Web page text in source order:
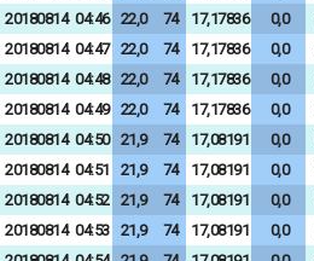
20180814 04:46 22,0 74 17,17836 0,0
20180814 04:47 22,0 74 17,17836 0,0
20180814 04:48 22,0 74 17,17836 0,0
20180814 04:49 22,0 74 17,17836 0,0
20180814 04:50 21,9 74 17,08191 0,0
20180814 04:51 21,9 74 17,08191 0,0
20180814 04:52 21,9 74 17,08191 0,0
20180814 04:53 21,9 74 17,08191 0,0